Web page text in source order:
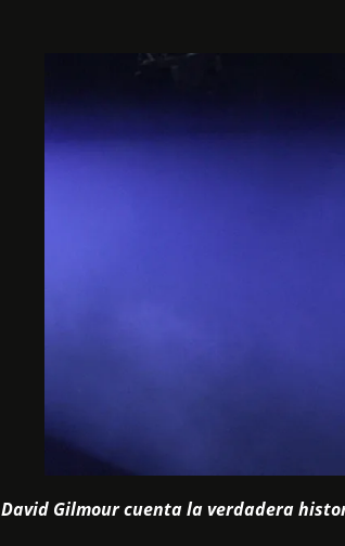
David Gilmour cuenta la verdadera